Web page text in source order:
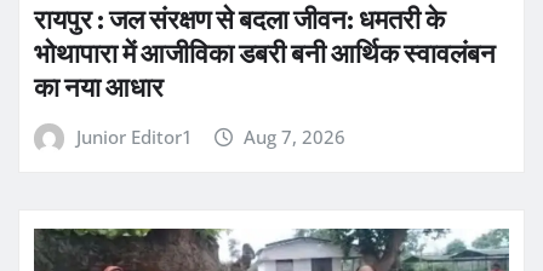
रायपुर : जल संरक्षण से बदला जीवन: धमतरी के
भोथापारा में आजीविका डबरी बनी आर्थिक स्वावलंबन
का नया आधार
Junior Editor1 Aug 7, 2026